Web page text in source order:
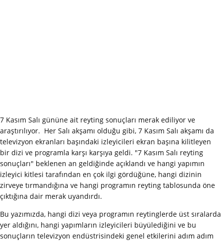
7 Kasım Salı gününe ait reyting sonuçları merak ediliyor ve
araştırılıyor. Her Salı akşamı olduğu gibi, 7 Kasım Salı akşamı da
televizyon ekranları başındaki izleyicileri ekran başına kilitleyen
bir dizi ve programla karşı karşıya geldi. "7 Kasım Salı reyting
sonuçları" beklenen an geldiğinde açıklandı ve hangi yapımın
izleyici kitlesi tarafından en çok ilgi gördüğüne, hangi dizinin
zirveye tırmandığına ve hangi programın reyting tablosunda öne
çıktığına dair merak uyandırdı.
Bu yazımızda, hangi dizi veya programın reytinglerde üst sıralarda
yer aldığını, hangi yapımların izleyicileri büyülediğini ve bu
sonuçların televizyon endüstrisindeki genel etkilerini adım adım